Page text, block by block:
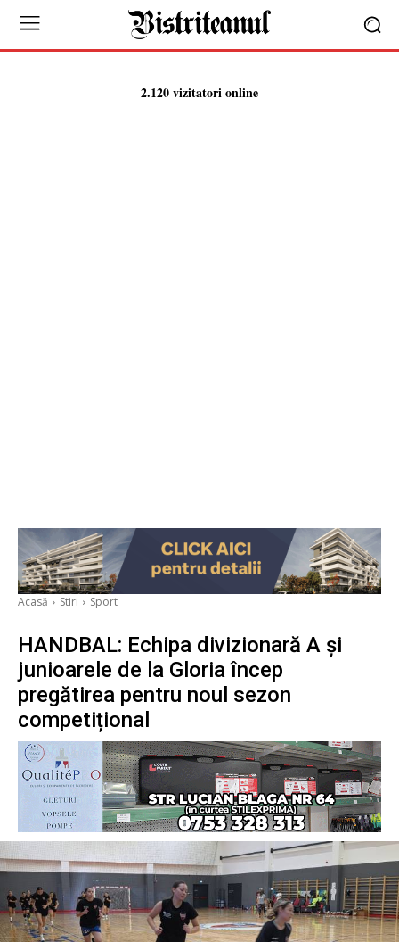
2.120 vizitatori online
Acasă Stiri Sport
HANDBAL: Echipa divizionară A și
junioarele de la Gloria încep
pregătirea pentru noul sezon
competițional